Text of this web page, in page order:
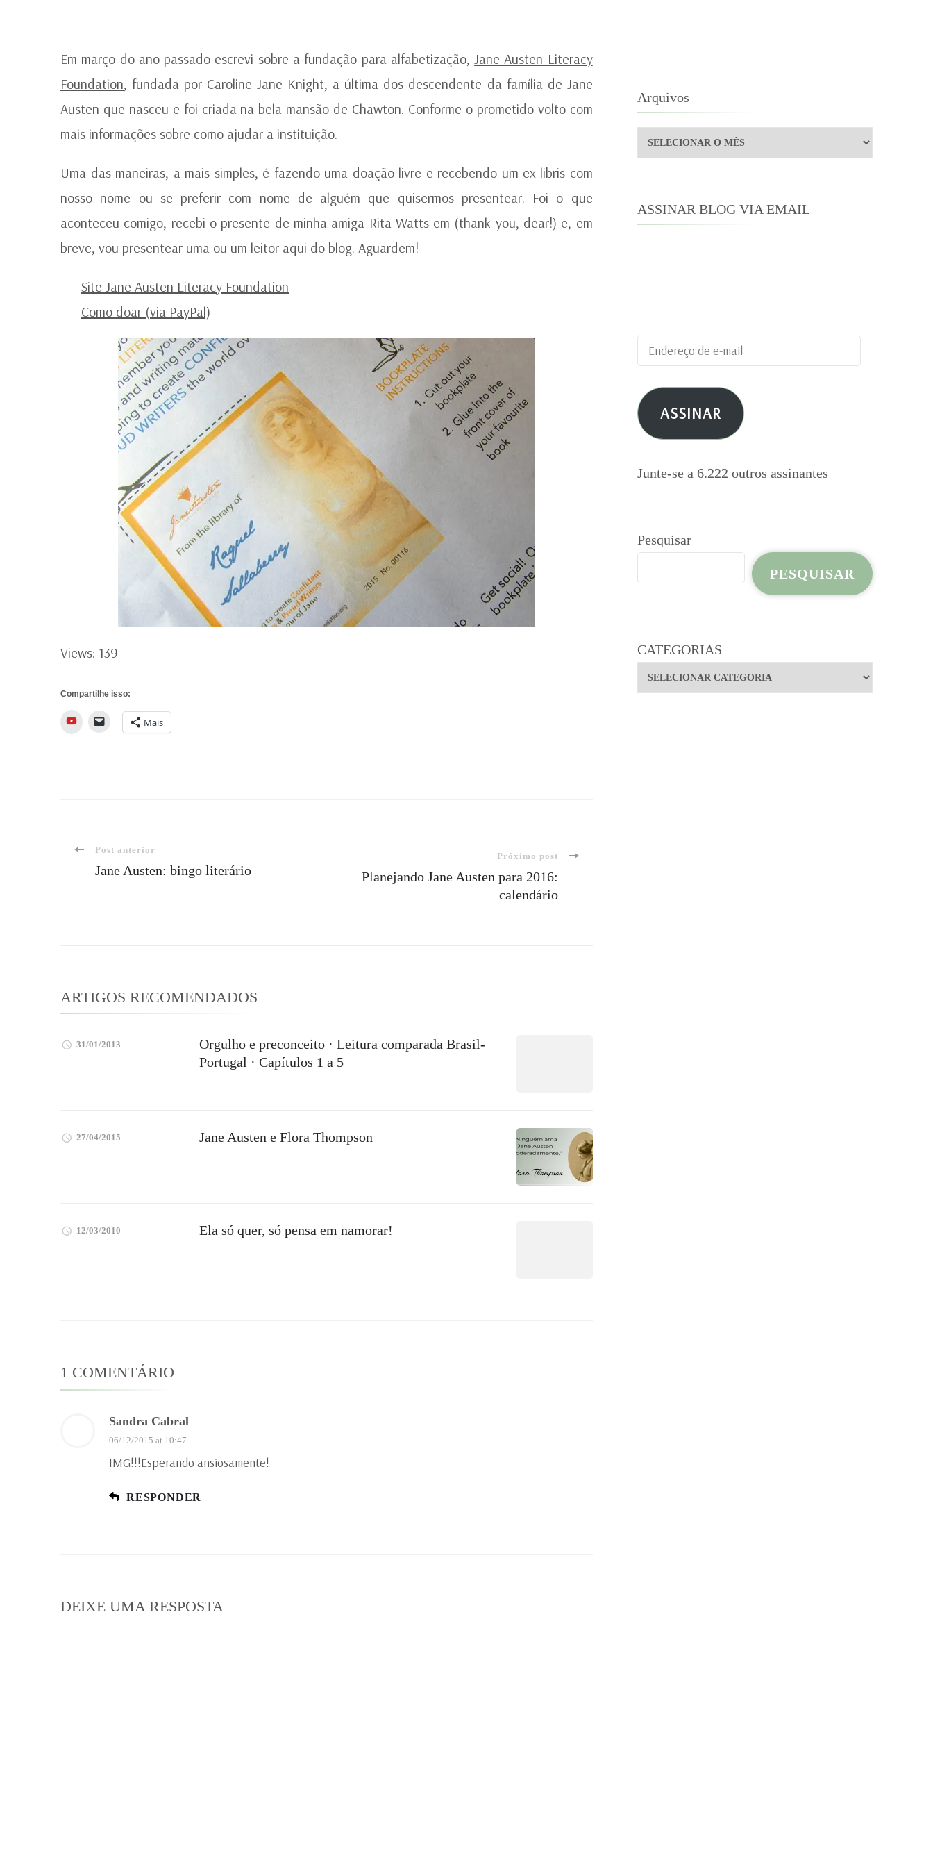
Em março do ano passado escrevi sobre a fundação para alfabetização,Jane Austen Literacy
Foundation, fundada por Caroline Jane Knight, a última dos descendente da família de Jane
Austen que nasceu e foi criada na bela mansão de Chawton. Conforme o prometido volto com
mais informações sobre como ajudar a instituição.
Uma das maneiras, a mais simples, é fazendo uma doação livre e recebendo um ex-libris com
nosso nome ou se preferir com nome de alguém que quisermos presentear. Foi o que
aconteceu comigo, recebi o presente de minha amiga Rita Watts em (thank you, dear!) e, em
breve, vou presentear uma ou um leitor aqui do blog. Aguardem!
Site Jane Austen Literacy Foundation
Como doar (via PayPal)
Views: 139
Compartilhe isso:
YouTube Mais
Navegação
Post anterior
Jane Austen: bingo literário
Próximo post
Planejando Jane Austen para 2016:
calendário
ARTIGOS RECOMENDADOS
31/01/2013
Orgulho e preconceito · Leitura comparada Brasil-
Portugal · Capítulos 1 a 5
27/04/2015 Jane Austen e Flora Thompson
12/03/2010 Ela só quer, só pensa em namorar!
1 COMENTÁRIO
Sandra Cabral
06/12/2015 at 10:47
IMG!!!Esperando ansiosamente!
RESPONDER
DEIXE UMA RESPOSTA
Arquivos
Arquivos
ASSINAR BLOG VIA EMAIL
Endereço
de
e-
mail ASSINAR
Junte-se a 6.222 outros assinantes
Pesquisar
PESQUISAR
CATEGORIAS